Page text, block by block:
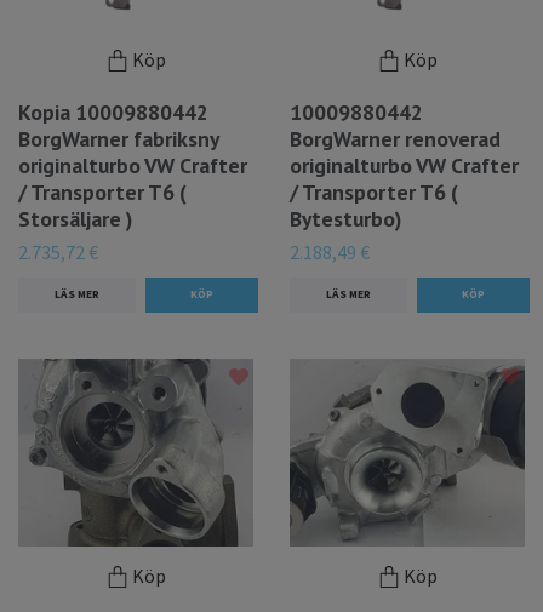
Köp
Kopia 10009880442
BorgWarner fabriksny
originalturbo VW Crafter
/ Transporter T6 (
Storsäljare )
2.735,72 €
LÄS MER
Köp
10009880442
BorgWarner renoverad
originalturbo VW Crafter
/ Transporter T6 (
Bytesturbo)
2.188,49 €
LÄS MER
Köp Köp